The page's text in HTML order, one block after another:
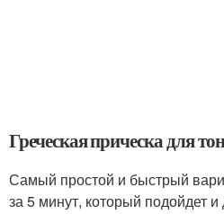
Греческая прическа для
Самый простой и быстрый
за 5 минут, который подойдет и